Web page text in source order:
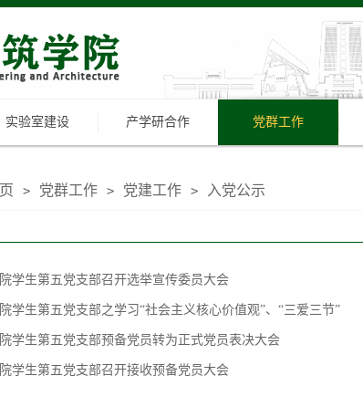
实验室建设 产学研合作 党群工作
> 党群工作 > 党建工作 > 入党公示
学生第五党支部召开选举宣传委员大会
学生第五党支部之学习“社会主义核心价值观”、“三爱三节”
学生第五党支部预备党员转为正式党员表决大会
学生第五党支部召开接收预备党员大会